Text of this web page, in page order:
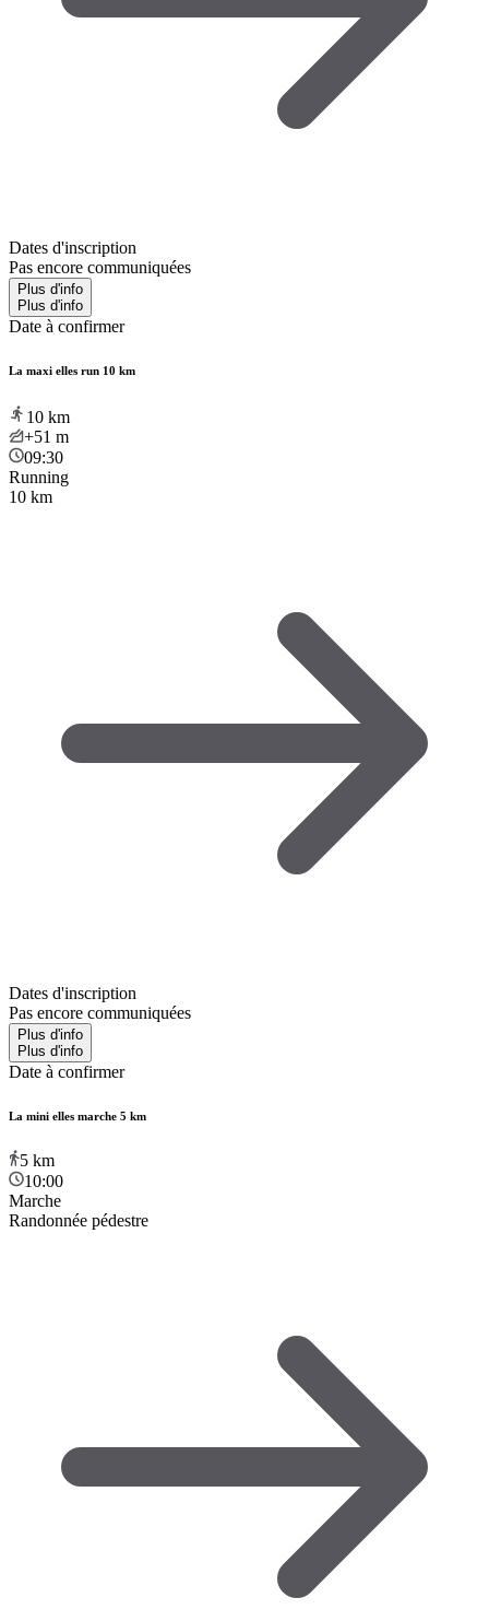
Dates d'inscription
Pas encore communiquées
Plus d'info
Plus d'info
Date à confirmer
La maxi elles run 10 km
10 km
+51 m
09:30
Running
10 km
Dates d'inscription
Pas encore communiquées
Plus d'info
Plus d'info
Date à confirmer
La mini elles marche 5 km
5 km
10:00
Marche
Randonnée pédestre